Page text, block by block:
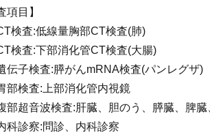
項目】
検査:低線量胸部CT検査(肺)
検査:下部消化管CT検査(大腸)
伝子検査:膵がんmRNA検査(パンレグザ)
部検査:上部消化管内視鏡
超音波検査:肝臓、胆のう、膵臓、脾臓
科診察:問診、内科診察